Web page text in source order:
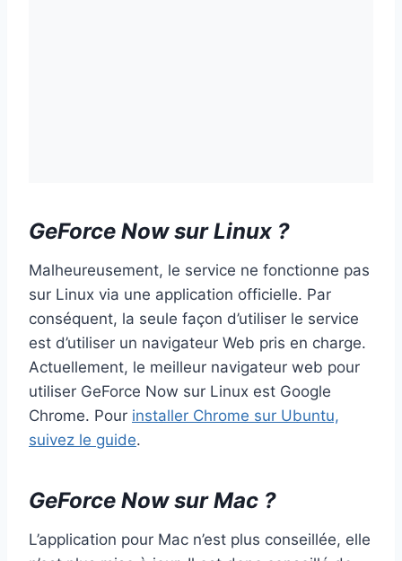
GeForce Now sur Linux ?
Malheureusement, le service ne fonctionne pas
sur Linux via une application officielle. Par
conséquent, la seule façon d’utiliser le service
est d’utiliser un navigateur Web pris en charge.
Actuellement, le meilleur navigateur web pour
utiliser GeForce Now sur Linux est Google
Chrome. Pour installer Chrome sur Ubuntu,
suivez le guide.
GeForce Now sur Mac ?
L’application pour Mac n’est plus conseillée, elle